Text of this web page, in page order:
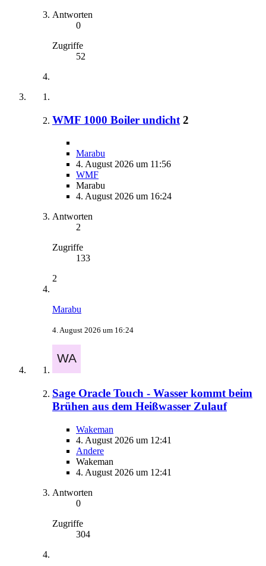
Antworten
0
Zugriffe
52
WMF 1000 Boiler undicht 2
Marabu
4. August 2026 um 11:56
WMF
Marabu
4. August 2026 um 16:24
Antworten
2
Zugriffe
133
2
Marabu
4. August 2026 um 16:24
Sage Oracle Touch - Wasser kommt beim
Brühen aus dem Heißwasser Zulauf
Wakeman
4. August 2026 um 12:41
Andere
Wakeman
4. August 2026 um 12:41
Antworten
0
Zugriffe
304